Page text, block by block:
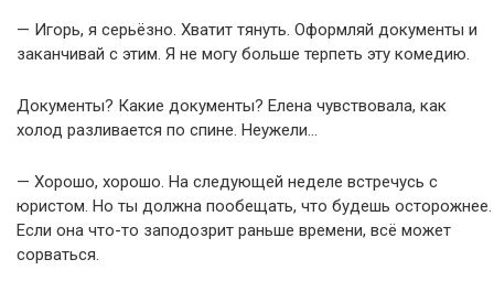
— Игорь, я серьёзно. Хватит тянуть. Оформляй документы и
заканчивай с этим. Я не могу больше терпеть эту комедию.
Документы? Какие документы? Елена чувствовала, как
холод разливается по спине. Неужели…
— Хорошо, хорошо. На следующей неделе встречусь с
юристом. Но ты должна пообещать, что будешь осторожнее.
Если она что-то заподозрит раньше времени, всё может
сорваться.